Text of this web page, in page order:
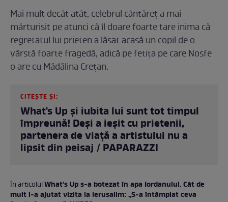
Mai mult decât atât, celebrul cântăreț a mai
mărturisit pe atunci că îl doare foarte tare inima că
regretatul lui prieten a lăsat acasă un copil de o
vârstă foarte fragedă, adică pe fetița pe care Nosfe
o are cu Mădălina Crețan.
CITEȘTE ȘI:
What's Up și iubita lui sunt tot timpul
împreună! Deși a ieșit cu prietenii,
partenera de viață a artistului nu a
lipsit din peisaj / PAPARAZZI
În articolulWhat's Up s-a botezat în apa Iordanului. Cât de
mult l-a ajutat vizita la Ierusalim: „S-a întâmplat ceva